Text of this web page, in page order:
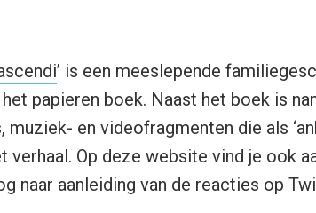
’ is een meeslepende
papieren boek. Naast het boek is
en videofragmenten die als
verhaal. Op deze website vind je ook
naar aanleiding van de reacties op